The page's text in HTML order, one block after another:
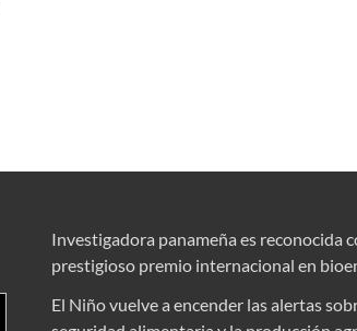
Investigadora panameña es reconocida
prestigioso premio internacional en
El Niño vuelve a encender las alertas